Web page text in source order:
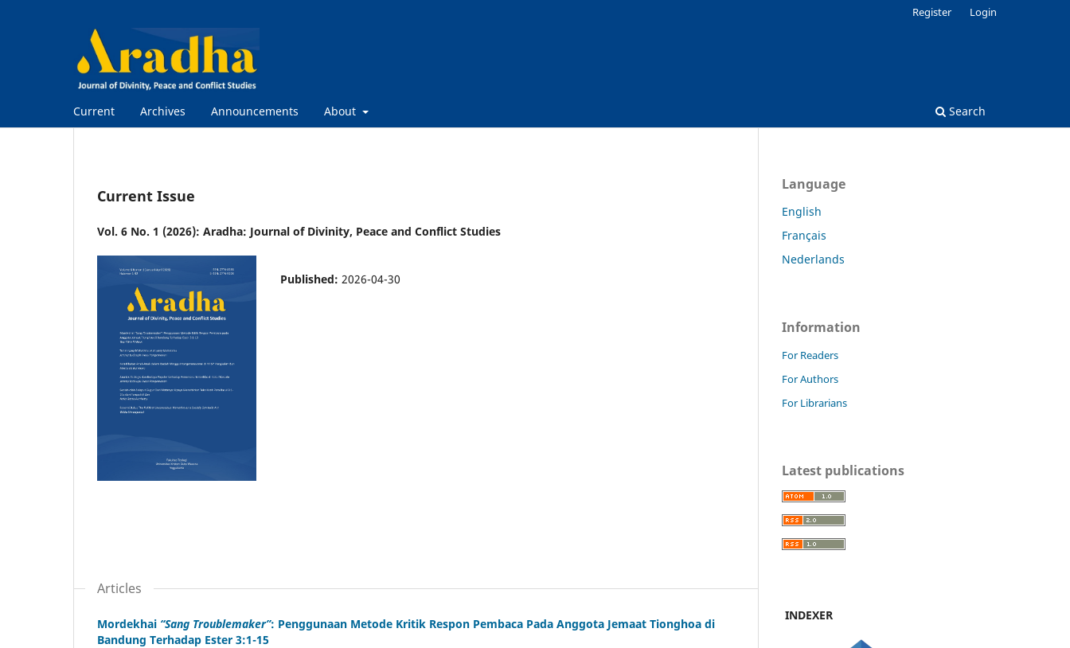
Current Archives Announcements About Search
Register Login
Current Issue
Vol. 6 No. 1 (2026): Aradha: Journal of Divinity, Peace and Conflict Studies
Published: 2026-04-30
Articles
Mordekhai “Sang Troublemaker”: Penggunaan Metode Kritik Respon Pembaca Pada Anggota Jemaat Tionghoa di
Bandung Terhadap Ester 3:1-15
Language
English
Français
Nederlands
Information
For Readers
For Authors
For Librarians
Latest publications
INDEXER